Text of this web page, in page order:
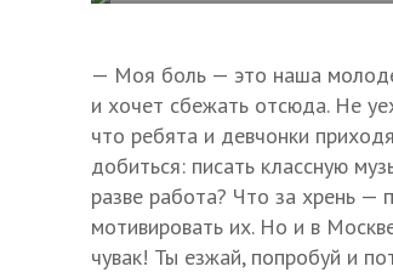
— Моя боль — это наша
и хочет сбежать отсюда. Не
что ребята и девчонки
добиться: писать классную
разве работа? Что за хрень —
мотивировать их. Но и в
чувак! Ты езжай, попробуй и